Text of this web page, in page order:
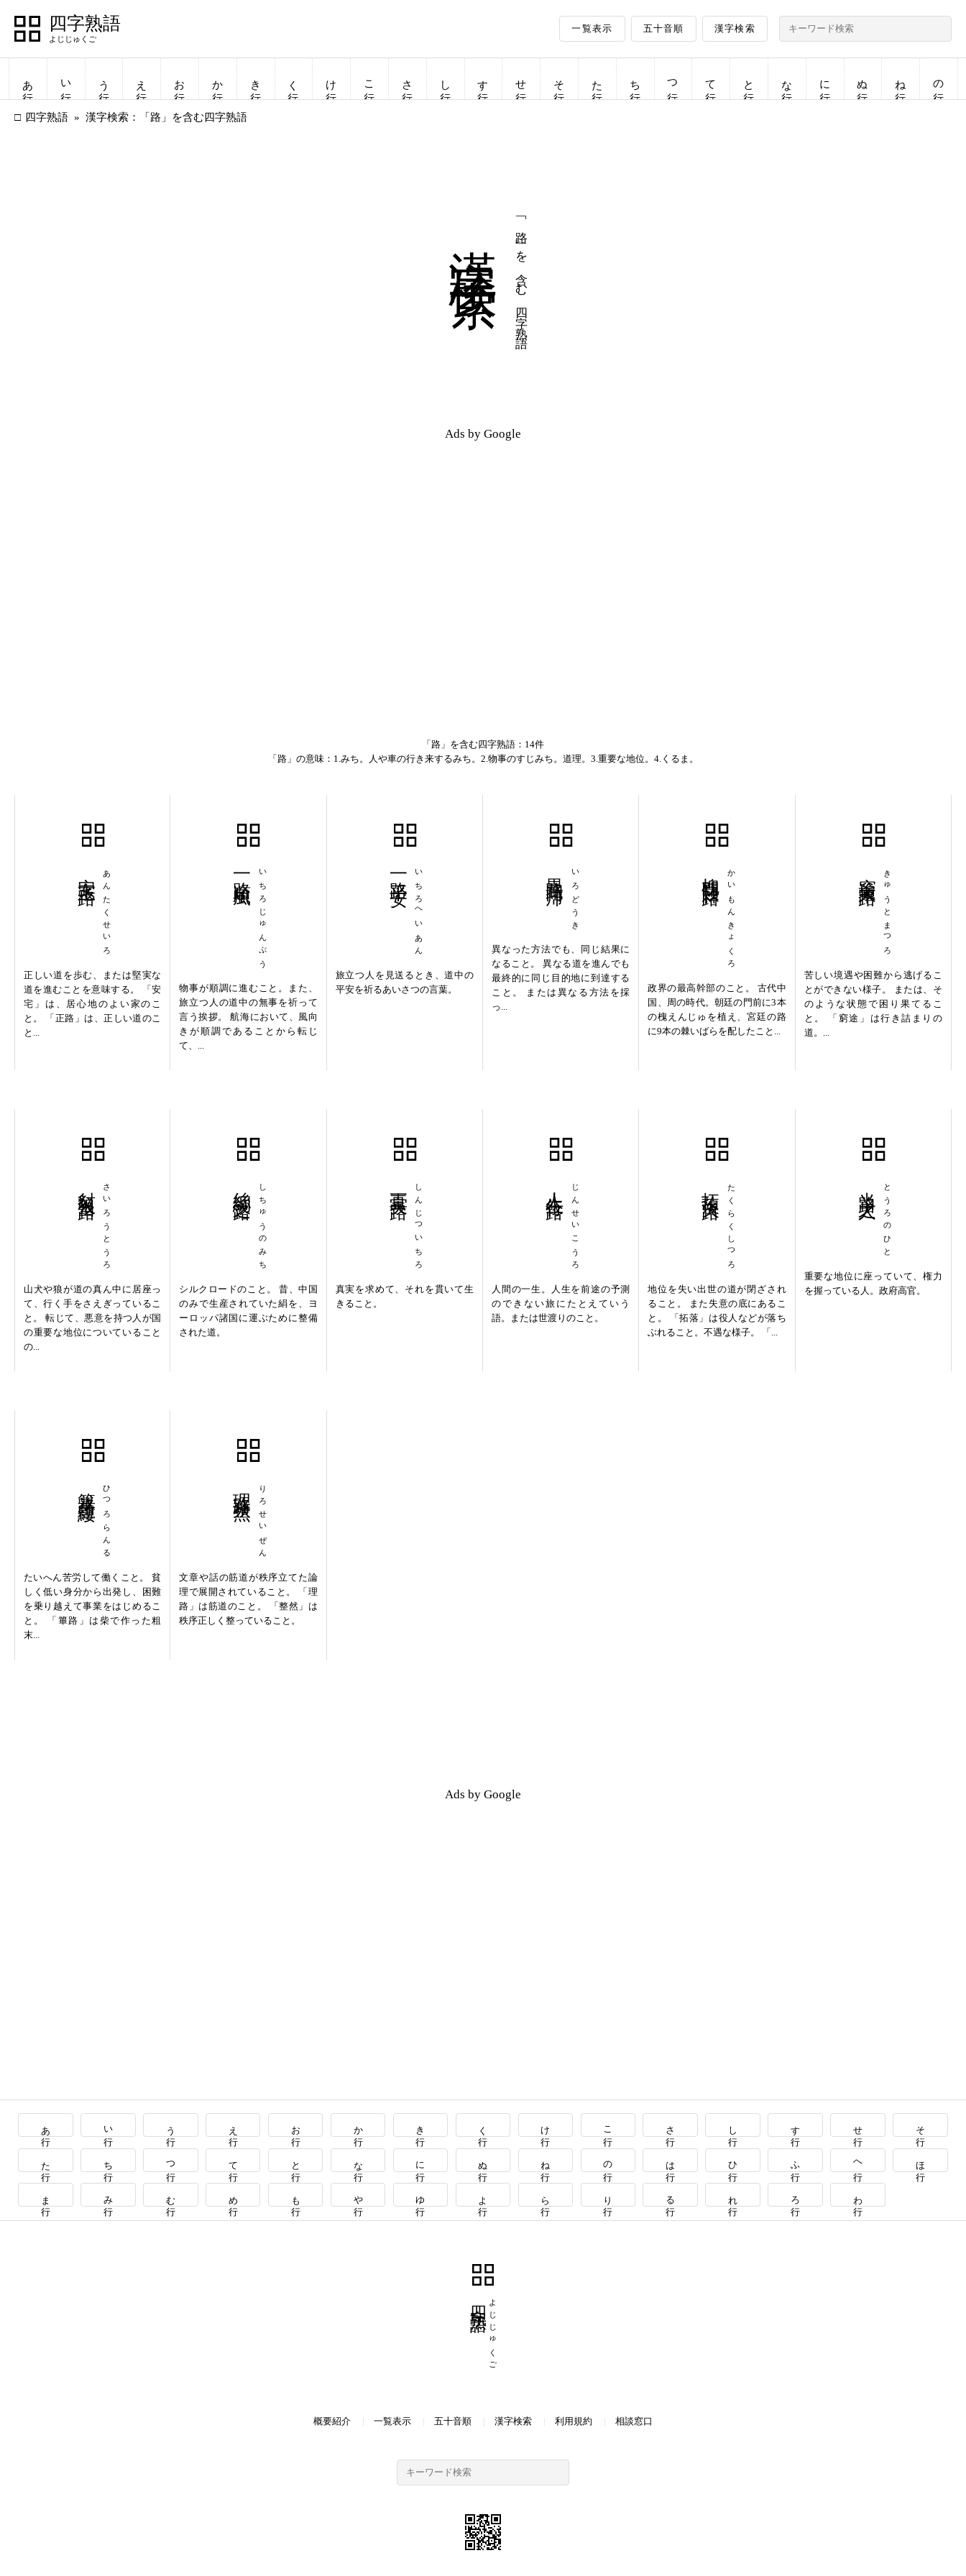
四字熟語 一覧表示 五十音順 漢字検索
あ行 い行 う行 え行 お行 か行 き行 く行 け行 こ行 さ行 し行 す行 せ行 そ行 た行 ち行 つ行 て行 と行 な行 に行 ぬ行 ね行 の行
四字熟語 漢字検索：「路」を含む四字熟語
「路」を含む四字熟語
Ads by Google
「路」を含む四字熟語：14件
「路」の意味：1.みち。人や車の行き来するみち。2.物事のすじみち。道理。3.重要な地位。4.くるま。
あんたくせいろ
正しい道を歩む、または堅実な
道を進むことを意味する。 「安
宅」は、居心地のよい家のこ
と。 「正路」は、正しい道のこ
と...
いちろじゅんぷう
一路順風
物事が順調に進むこと。また、
旅立つ人の道中の無事を祈って
言う挨拶。 航海において、風向
きが順調であることから転じ
て、...
いちろへいあん
一路平安
旅立つ人を見送るとき、道中の
平安を祈るあいさつの言葉。
いろどうき
異なった方法でも、同じ結果に
なること。 異なる道を進んでも
最終的に同じ目的地に到達する
こと。 または異なる方法を採
っ...
かいもんきょくろ
政界の最高幹部のこと。 古代中
国、周の時代。朝廷の門前に3本
の槐えんじゅを植え、宮廷の路
に9本の棘いばらを配したこと...
きゅうとまつろ
苦しい境遇や困難から逃げるこ
とができない様子。 または、そ
のような状態で困り果てるこ
と。 「窮途」は行き詰まりの
道。...
さいろうとうろ
山犬や狼が道の真ん中に居座っ
て、行く手をさえぎっているこ
と。 転じて、悪意を持つ人が国
の重要な地位についていること
の...
しちゅうのみち
シルクロードのこと。 昔、中国
のみで生産されていた絹を、ヨ
ーロッパ諸国に運ぶために整備
された道。
しんじついちろ
真実を求めて、それを貫いて生
きること。
じんせいこうろ
人間の一生。人生を前途の予測
のできない旅にたとえていう
語。または世渡りのこと。
たくらくしつろ
地位を失い出世の道が閉ざされ
ること。 また失意の底にあるこ
と。 「拓落」は役人などが落ち
ぶれること。不遇な様子。 「...
とうろのひと
重要な地位に座っていて、権力
を握っている人。政府高官。
ひつろらんる
たいへん苦労して働くこと。 貧
しく低い身分から出発し、困難
を乗り越えて事業をはじめるこ
と。 「篳路」は柴で作った粗
末...
りろせいぜん
文章や話の筋道が秩序立てた論
理で展開されていること。 「理
路」は筋道のこと。 「整然」は
秩序正しく整っていること。
Ads by Google
あ行 い行 う行 え行 お行 か行 き行 く行 け行 こ行 さ行 し行 す行 せ行 そ行
た行 ち行 つ行 て行 と行 な行 に行 ぬ行 ね行 の行 は行 ひ行 ふ行 へ行 ほ行
ま行 み行 む行 め行 も行 や行 ゆ行 よ行 ら行 り行 る行 れ行 ろ行 わ行
よじじゅくご
概要紹介 一覧表示 五十音順 漢字検索 利用規約 相談窓口